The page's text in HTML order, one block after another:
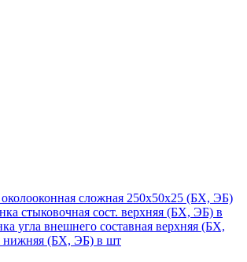
сложная 250х50х25 (БХ, ЭБ)
стыковочная сост. верхняя (БХ, ЭБ) в
угла внешнего составная верхняя (БХ,
нижняя (БХ, ЭБ) в шт